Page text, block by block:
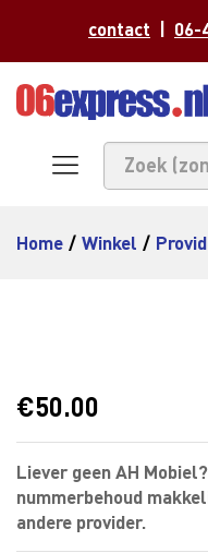
contact 06-
Home / Winkel /
€50.00
Liever geen AH
nummerbehoud
andere provider.